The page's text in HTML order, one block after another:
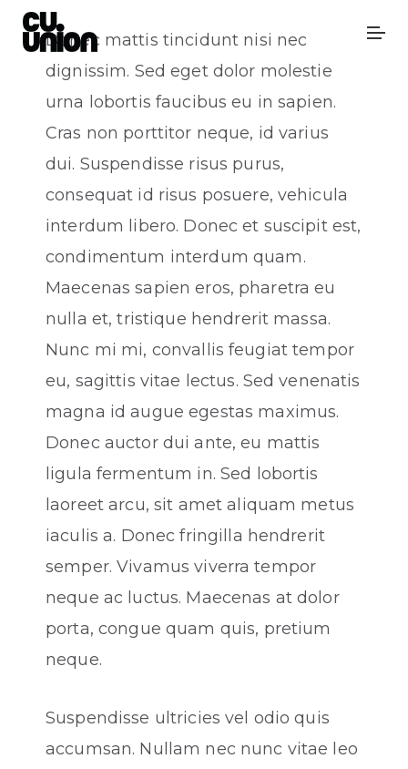
Donec mattis tincidunt nisi nec
dignissim. Sed eget dolor molestie
urna lobortis faucibus eu in sapien.
Cras non porttitor neque, id varius
dui. Suspendisse risus purus,
consequat id risus posuere, vehicula
interdum libero. Donec et suscipit est,
condimentum interdum quam.
Maecenas sapien eros, pharetra eu
nulla et, tristique hendrerit massa.
Nunc mi mi, convallis feugiat tempor
eu, sagittis vitae lectus. Sed venenatis
magna id augue egestas maximus.
Donec auctor dui ante, eu mattis
ligula fermentum in. Sed lobortis
laoreet arcu, sit amet aliquam metus
iaculis a. Donec fringilla hendrerit
semper. Vivamus viverra tempor
neque ac luctus. Maecenas at dolor
porta, congue quam quis, pretium
neque.
Suspendisse ultricies vel odio quis
accumsan. Nullam nec nunc vitae leo